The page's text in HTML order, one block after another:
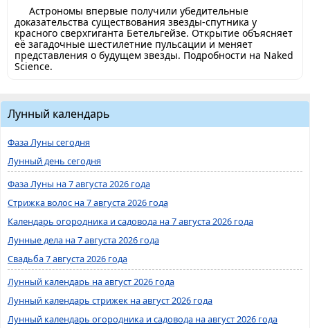
Астрономы впервые получили убедительные
доказательства существования звезды-спутника у
красного сверхгиганта Бетельгейзе. Открытие объясняет
её загадочные шестилетние пульсации и меняет
представления о будущем звезды. Подробности на Naked
Science.
Лунный календарь
Фаза Луны сегодня
Лунный день сегодня
Фаза Луны на 7 августа 2026 года
Стрижка волос на 7 августа 2026 года
Календарь огородника и садовода на 7 августа 2026 года
Лунные дела на 7 августа 2026 года
Свадьба 7 августа 2026 года
Лунный календарь на август 2026 года
Лунный календарь стрижек на август 2026 года
Лунный календарь огородника и садовода на август 2026 года